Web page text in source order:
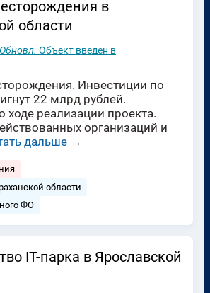
в
области
Обновл. Объект введен в
Инвестиции по
22 млрд рублей.
реализации проекта.
организаций и
дальше →
области
ФО
IT-парка в Ярославской